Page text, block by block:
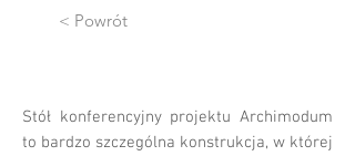
< Powrót
Stół konferencyjny projektu Archimodum
to bardzo szczególna konstrukcja, w której